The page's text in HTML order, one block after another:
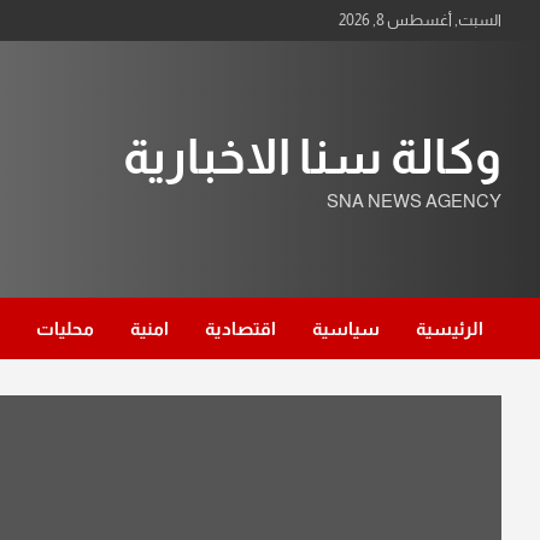
السبت, أغسطس 8, 2026
وكالة سنا الاخبارية
SNA NEWS AGENCY
الرئيسية سياسية اقتصادية امنية محليات